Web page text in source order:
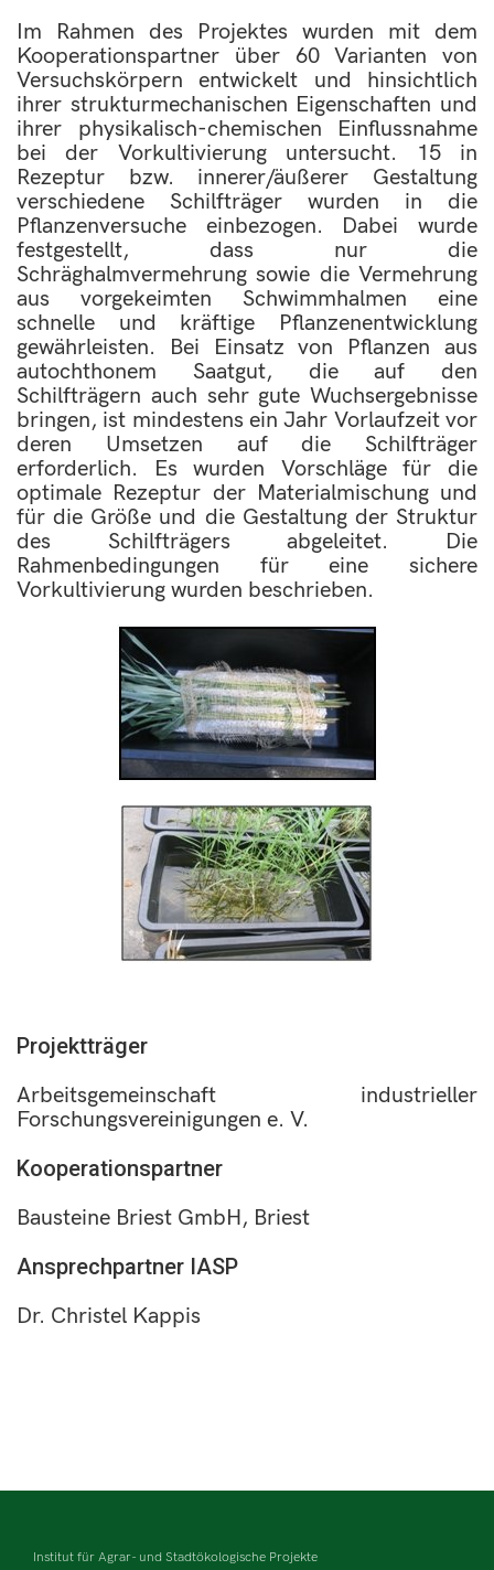
Im Rahmen des Projektes wurden mit dem
Kooperationspartner über 60 Varianten von
Versuchskörpern entwickelt und hinsichtlich
ihrer strukturmechanischen Eigenschaften und
ihrer physikalisch-chemischen Einflussnahme
bei der Vorkultivierung untersucht. 15 in
Rezeptur bzw. innerer/äußerer Gestaltung
verschiedene Schilfträger wurden in die
Pflanzenversuche einbezogen. Dabei wurde
festgestellt, dass nur die
Schräghalmvermehrung sowie die Vermehrung
aus vorgekeimten Schwimmhalmen eine
schnelle und kräftige Pflanzenentwicklung
gewährleisten. Bei Einsatz von Pflanzen aus
autochthonem Saatgut, die auf den
Schilfträgern auch sehr gute Wuchsergebnisse
bringen, ist mindestens ein Jahr Vorlaufzeit vor
deren Umsetzen auf die Schilfträger
erforderlich. Es wurden Vorschläge für die
optimale Rezeptur der Materialmischung und
für die Größe und die Gestaltung der Struktur
des Schilfträgers abgeleitet. Die
Rahmenbedingungen für eine sichere
Vorkultivierung wurden beschrieben.
Projektträger
Arbeitsgemeinschaft industrieller
Forschungsvereinigungen e. V.
Kooperationspartner
Bausteine Briest GmbH, Briest
Ansprechpartner IASP
Dr. Christel Kappis
Institut für Agrar- und Stadtökologische Projekte